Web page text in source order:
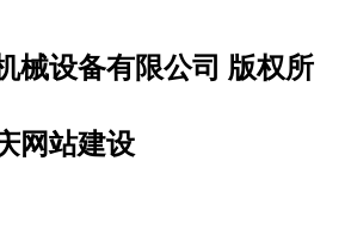
械设备有限公司 版权所
网站建设